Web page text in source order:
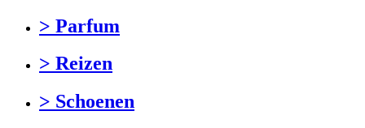
> Parfum
> Reizen
> Schoenen